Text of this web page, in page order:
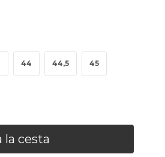
44 44,5 45
la cesta